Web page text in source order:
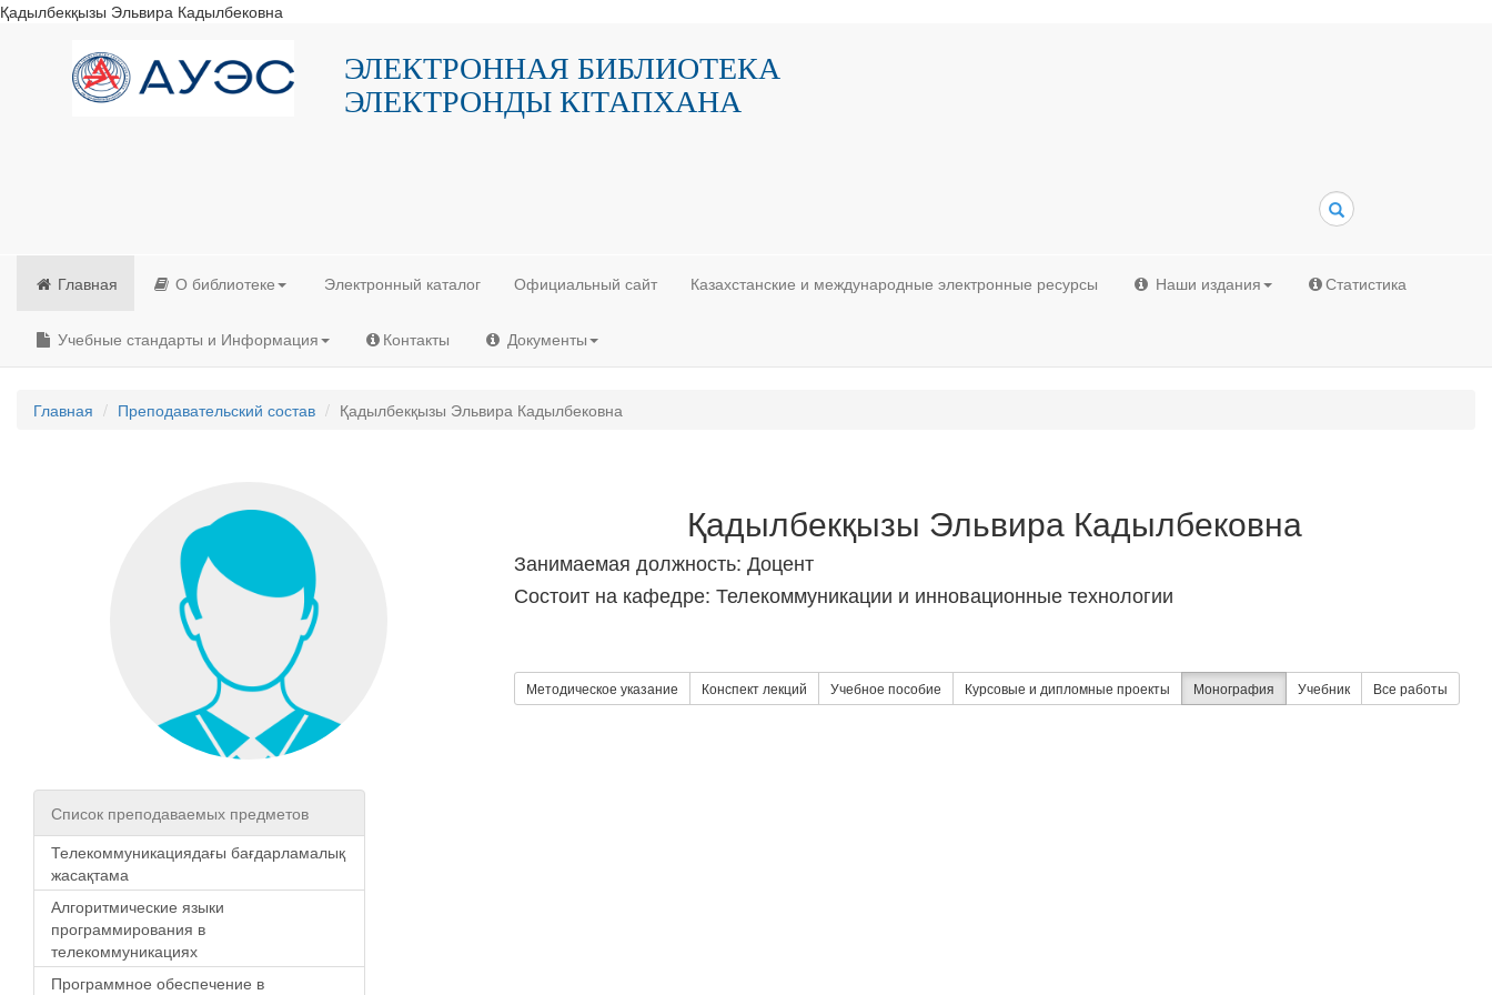
Қадылбекқызы Эльвира Кадылбековна
ЭЛЕКТРОННАЯ БИБЛИОТЕКА
ЭЛЕКТРОНДЫ КIТАПХАНА
Поиск
Главная О библиотеке Электронный каталог Официальный сайт Казахстанские и международные электронные ресурсы Наши издания Статистика
Учебные стандарты и Информация Контакты Документы
Главная Преподавательский состав Қадылбекқызы Эльвира Кадылбековна
Қадылбекқызы Эльвира Кадылбековна
Занимаемая должность: Доцент
Состоит на кафедре: Телекоммуникации и инновационные технологии
Методическое указание Конспект лекций Учебное пособие Курсовые и дипломные проекты Монография Учебник Все работы
Список преподаваемых предметов
Телекоммуникациядағы бағдарламалық
жасақтама
Алгоритмические языки
программирования в
телекоммуникациях
Программное обеспечение в